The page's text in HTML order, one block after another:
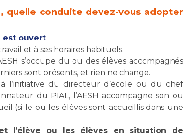
quelle conduite devez-vous adopter
est ouvert
et à ses horaires habituels.
s’occupe du ou des élèves accompagnés
sont présents, et rien ne change.
l’initiative du directeur d’école ou du chef
du PIAL, l’AESH accompagne son ou
(si le ou les élèves sont accueillis dans une
l’élève ou les élèves en situation de